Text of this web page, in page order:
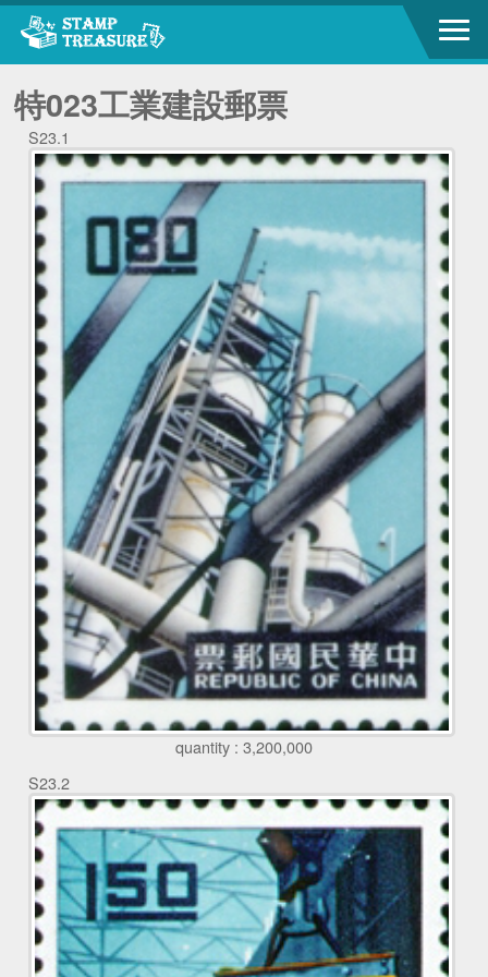
特023工業建設郵票
S23.1
quantity : 3,200,000
S23.2